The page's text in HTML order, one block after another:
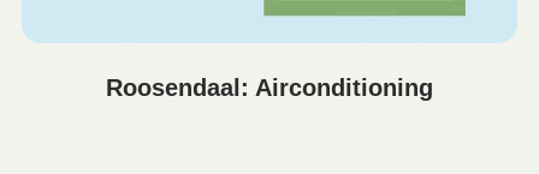
Roosendaal: Airconditioning